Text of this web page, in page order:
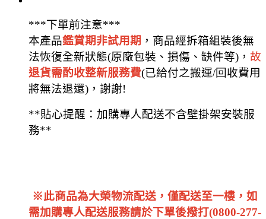
***下單前注意***
本產品鑑賞期非試用期 ，商品經拆箱組裝後無
法恢復全新狀態(原廠包裝、損傷、缺件等)， 故
退貨需酌收整新服務費(已給付之搬運/回收費用
將無法退還)，謝謝!
**貼心提醒：加購專人配送不含壁掛架安裝服
務**
※此商品為大榮物流配送，僅配送至一樓，如
需加購專人配送服務請於下單後撥打(0800-277-